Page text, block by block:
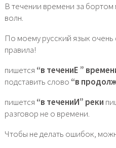
В течении времени за
волн.
По моему русский язык
правила!
пишется “в течениЕ ”
подставить слово “в
пишется “в течениИ” реки
разговор не о времени.
Чтобы не делать ошибок,